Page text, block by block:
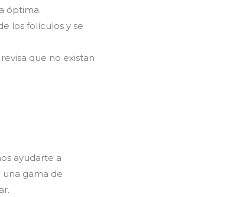
óptima.
los folículos y se
que no existan
ayudarte a
gama de